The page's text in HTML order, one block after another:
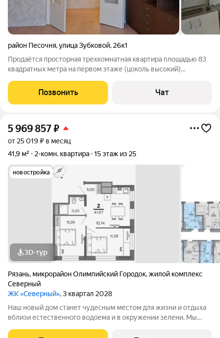
район Песочня,улица Зубковой, 26к1
Продаётся просторная трехкомнатная квартира площадью 83
квадратных метра на первом этаже (цоколь высокий)
Дашково-Песочня города Рязани по адресу улица Зубковой, 26
к1. Жилая площадь составляет
Позвонить Чат
5 969 857₽
от 25 019 ₽ в месяц
41,9 м²
2-комн. квартира 15 этаж из 25
новостройка
3D-тур
Рязань, микрорайон Олимпийский Городок,жилой комплекс
Северный
ЖК «Северный», 3 квартал 2028
Наш новый дом станет чудесным местом для жизни и отдыха
вблизи естественного водоема и в окружении зелени. Мы